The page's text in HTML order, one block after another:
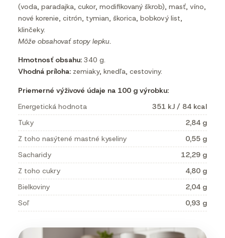
(voda, paradajka, cukor, modifikovaný škrob), masť, víno,
nové korenie, citrón, tymian, škorica, bobkový list,
klinčeky.
Môže obsahovať stopy lepku.
Hmotnosť obsahu: 340 g.
Vhodná príloha: zemiaky, knedľa, cestoviny.
Priemerné výživové údaje na 100 g výrobku:
Energetická hodnota
351 kJ / 84 kcal
Tuky
2,84 g
Z toho nasýtené mastné kyseliny
0,55 g
Sacharidy
12,29 g
Z toho cukry
4,80 g
Bielkoviny
2,04 g
Soľ
0,93 g